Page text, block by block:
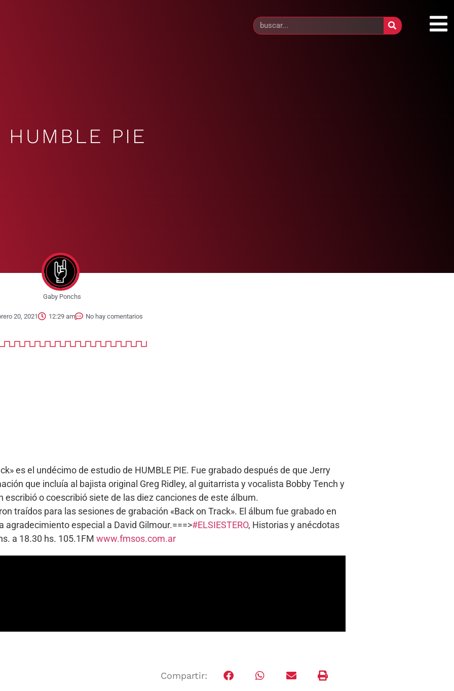
HUMBLE PIE
Gaby Ponchs
20, 2021 12:29 am No hay comentarios
es el undécimo de estudio de HUMBLE PIE. Fue grabado después de que Jerry
que incluía al bajista original Greg Ridley, al guitarrista y vocalista Bobby Tench y
o coescribió siete de las diez canciones de este álbum.
traídos para las sesiones de grabación «Back on Track». El álbum fue grabado en
especial a David Gilmour.===>#ELSIESTERO, Historias y anécdotas
a 18.30 hs. 105.1FM www.fmsos.com.ar
Compartir: